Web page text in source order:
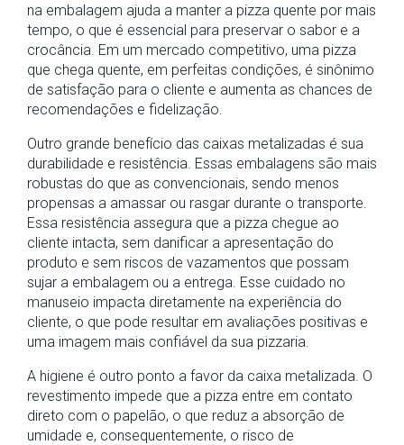
na embalagem ajuda a manter a pizza quente por mais
tempo, o que é essencial para preservar o sabor e a
crocância. Em um mercado competitivo, uma pizza
que chega quente, em perfeitas condições, é sinônimo
de satisfação para o cliente e aumenta as chances de
recomendações e fidelização.
Outro grande benefício das caixas metalizadas é sua
durabilidade e resistência. Essas embalagens são mais
robustas do que as convencionais, sendo menos
propensas a amassar ou rasgar durante o transporte.
Essa resistência assegura que a pizza chegue ao
cliente intacta, sem danificar a apresentação do
produto e sem riscos de vazamentos que possam
sujar a embalagem ou a entrega. Esse cuidado no
manuseio impacta diretamente na experiência do
cliente, o que pode resultar em avaliações positivas e
uma imagem mais confiável da sua pizzaria.
A higiene é outro ponto a favor da caixa metalizada. O
revestimento impede que a pizza entre em contato
direto com o papelão, o que reduz a absorção de
umidade e, consequentemente, o risco de